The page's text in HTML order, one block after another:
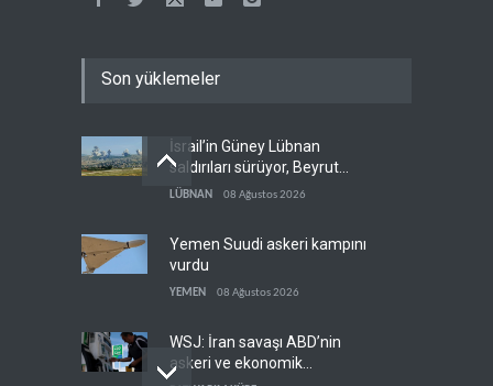
Son yüklemeler
İsrail’in Güney Lübnan
saldırıları sürüyor, Beyrut
suskun
LÜBNAN 08 Ağustos 2026
Yemen Suudi askeri kampını
vurdu
YEMEN 08 Ağustos 2026
WSJ: İran savaşı ABD’nin
askeri ve ekonomik